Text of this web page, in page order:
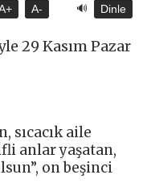
A- 🔊 Dinle
29 Kasım Pazar
sıcacık aile
anlar yaşatan,
on beşinci